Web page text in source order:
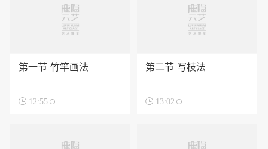
第一节 竹竿画法
 12:55
第二节 写枝法
 13:02